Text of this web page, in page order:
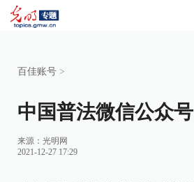
百佳账号 >
中国普法微信公众号
来源： 光明网
2021-12-27 17:29